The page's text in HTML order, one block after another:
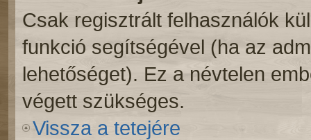
Csak regisztrált felhasználók
funkció segítségével (ha az
lehetőséget). Ez a névtelen
végett szükséges.
Vissza a tetejére